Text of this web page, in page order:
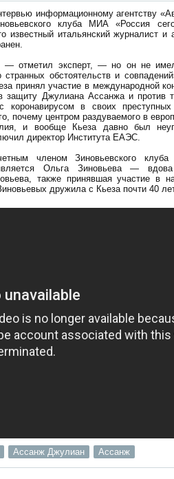
информационному агентству
клуба МИА «Россия
известный итальянский журналист и
отметил эксперт, — но он не имел
обстоятельств и
принял участие в международной
защиту Джулиана Ассанжа и против
коронавирусом в своих
почему центром раздуваемого в
и вообще Кьеза давно был
директор Института ЕАЭС.
членом Зиновьевского
Ольга Зиновьева — вдова
также принявшая участие в
дружила с Кьеза почти 40
Ассанж Джулиан Ассанж